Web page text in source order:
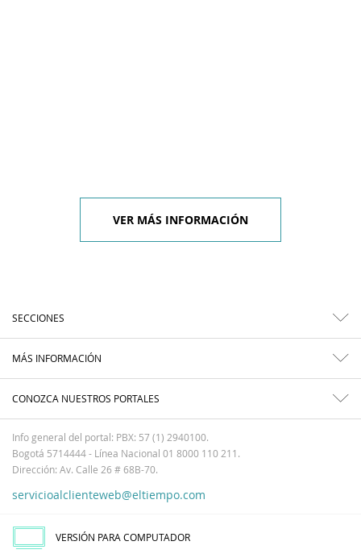
VER MÁS INFORMACIÓN
SECCIONES
MÁS INFORMACIÓN
CONOZCA NUESTROS PORTALES
Info general del portal: PBX: 57 (1) 2940100.
Bogotá 5714444 - Línea Nacional 01 8000 110 211.
Dirección: Av. Calle 26 # 68B-70.
servicioalclienteweb@eltiempo.com
VERSIÓN PARA COMPUTADOR